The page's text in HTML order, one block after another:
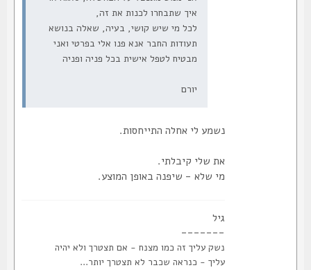
איך שתבחרו לכנות את זה,
לכל מי שיש קושי, בעיה, שאלה בנושא
תעודות החבר אנא פנו אלי בפרטי ואני
מבטיח לטפל אישית בכל פניה ופניה
נשמע לי אחלה התייחסות.
את שלי קיבלתי.
מי שלא - שיפנה באופן המוצע.
-------
נשק עליך זה כמו מצנח - אם תצטרך ולא יהיה
עליך - כנראה שכבר לא תצטרך יותר...